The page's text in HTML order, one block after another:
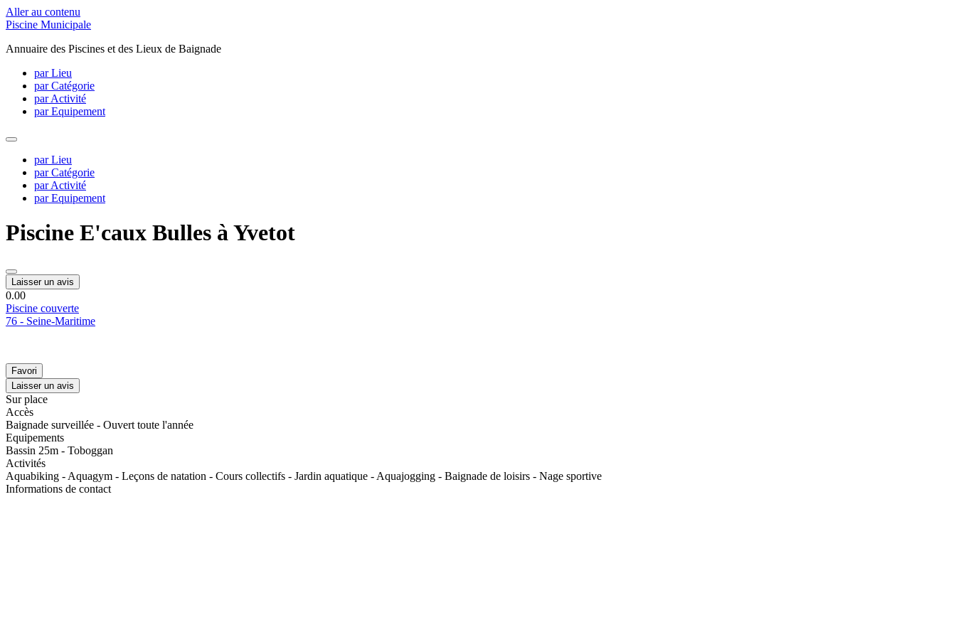
Aller au contenu
Piscine Municipale
Annuaire des Piscines et des Lieux de Baignade
par Lieu
par Catégorie
par Activité
par Equipement
par Lieu
par Catégorie
par Activité
par Equipement
Piscine E'caux Bulles à Yvetot
Laisser un avis
0.00
Piscine couverte
76 - Seine-Maritime
Favori
Laisser un avis
Sur place
Accès
Baignade surveillée - Ouvert toute l'année
Equipements
Bassin 25m - Toboggan
Activités
Aquabiking - Aquagym - Leçons de natation - Cours collectifs - Jardin aquatique - Aquajogging - Baignade de loisirs - Nage sportive
Informations de contact